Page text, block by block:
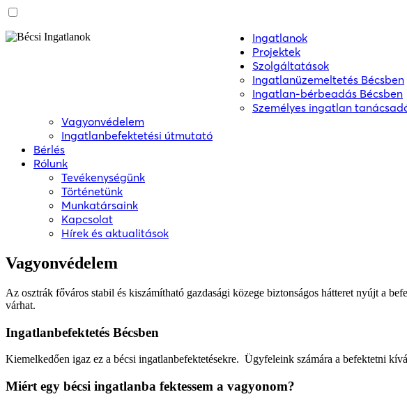
Ingatlanok
Projektek
Szolgáltatások
Ingatlanüzemeltetés Bécsben
Ingatlan-bérbeadás Bécsben
Személyes ingatlan
Vagyonvédelem
Ingatlanbefektetési útmutató
Bérlés
Rólunk
Tevékenységünk
Történetünk
Munkatársaink
Kapcsolat
Hírek és aktualitások
Vagyonvédelem
Az osztrák főváros stabil és kiszámítható gazdasági közege biztonságos hátteret nyújt a
várhat.
Ingatlanbefektetés Bécsben
Kiemelkedően igaz ez a bécsi ingatlanbefektetésekre. Ügyfeleink számára a befektetni
Miért egy bécsi ingatlanba fektessem a vagyonom?